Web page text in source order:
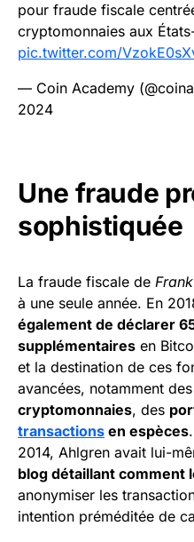
pour fraude fiscale
cryptomonnaies aux
pic.twitter.com/
— Coin Academy
2024
Une fraude
sophistiquée
La fraude fiscale de
à une seule année. En
également de déclarer
supplémentaires en
et la destination de ces
avancées, notamment des
cryptomonnaies, des
transactions en espèces
2014, Ahlgren avait lui-
blog détaillant comment
anonymiser les
intention préméditée de